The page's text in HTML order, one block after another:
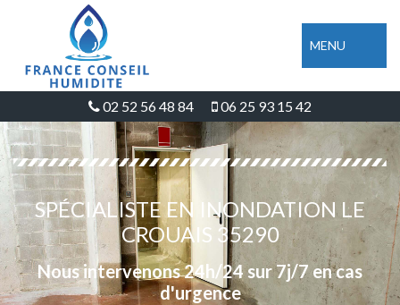
MENU
02 52 56 48 84 06 25 93 15 42
SPÉCIALISTE EN INONDATION LE
CROUAIS 35290
Nous intervenons 24h/24 sur 7j/7 en cas
d'urgence